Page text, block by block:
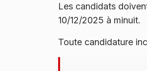
Les candidats
10/12/2025 à minuit.
Toute candidature